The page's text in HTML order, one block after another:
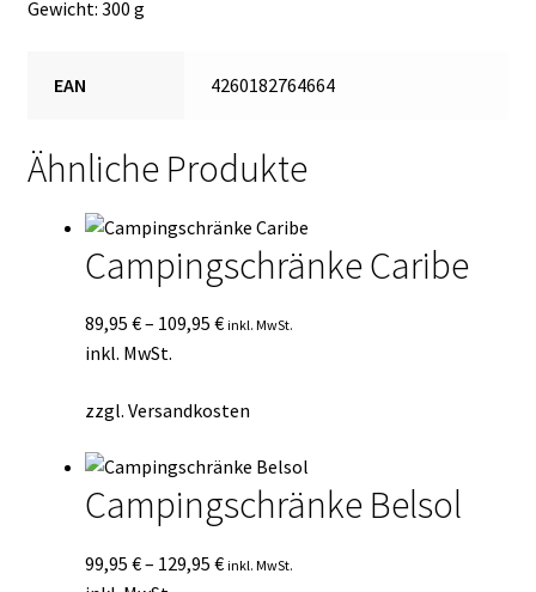
Gewicht: 300 g
EAN 4260182764664
Ähnliche Produkte
Campingschränke Caribe
89,95 €– 109,95 € inkl. MwSt.
inkl. MwSt.
zzgl. Versandkosten
Campingschränke Belsol
99,95 €– 129,95 € inkl. MwSt.